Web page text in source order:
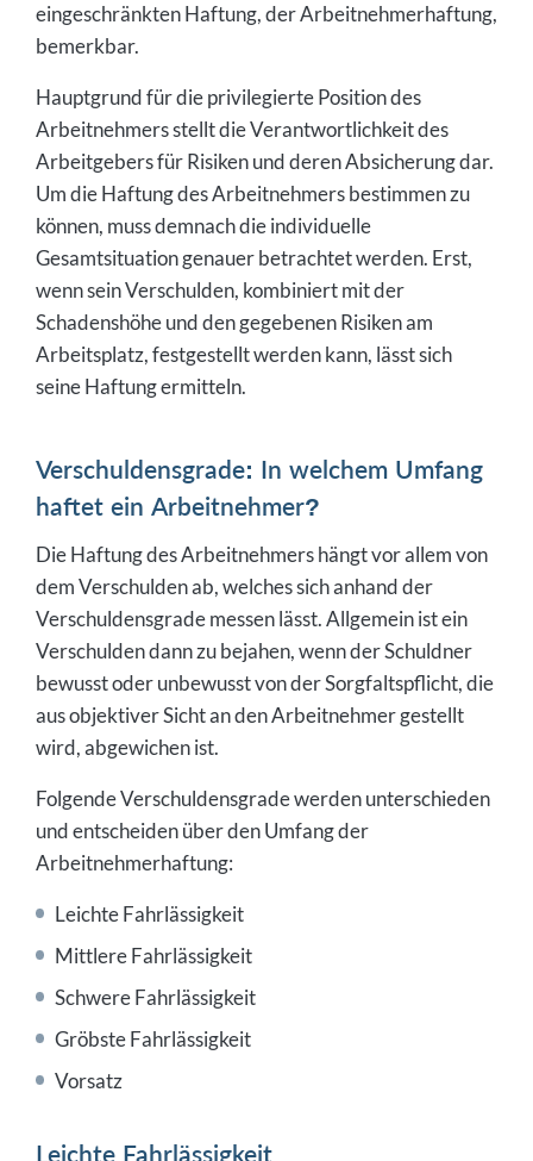
eingeschränkten Haftung, der Arbeitnehmerhaftung,
bemerkbar.
Hauptgrund für die privilegierte Position des
Arbeitnehmers stellt die Verantwortlichkeit des
Arbeitgebers für Risiken und deren Absicherung dar.
Um die Haftung des Arbeitnehmers bestimmen zu
können, muss demnach die individuelle
Gesamtsituation genauer betrachtet werden. Erst,
wenn sein Verschulden, kombiniert mit der
Schadenshöhe und den gegebenen Risiken am
Arbeitsplatz, festgestellt werden kann, lässt sich
seine Haftung ermitteln.
Verschuldensgrade: In welchem Umfang
haftet ein Arbeitnehmer?
Die Haftung des Arbeitnehmers hängt vor allem von
dem Verschulden ab, welches sich anhand der
Verschuldensgrade messen lässt. Allgemein ist ein
Verschulden dann zu bejahen, wenn der Schuldner
bewusst oder unbewusst von der Sorgfaltspflicht, die
aus objektiver Sicht an den Arbeitnehmer gestellt
wird, abgewichen ist.
Folgende Verschuldensgrade werden unterschieden
und entscheiden über den Umfang der
Arbeitnehmerhaftung:
Leichte Fahrlässigkeit
Mittlere Fahrlässigkeit
Schwere Fahrlässigkeit
Gröbste Fahrlässigkeit
Vorsatz
Leichte Fahrlässigkeit